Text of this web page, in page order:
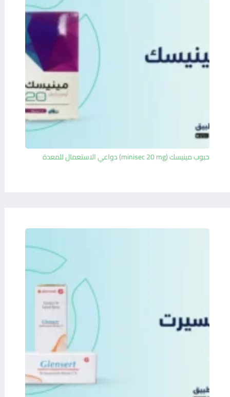
حبوب مينيسك (minisec 20 mg) دواعي الاستعمال للمعدة